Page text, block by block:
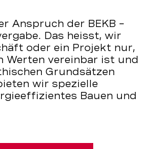
Anspruch der BEKB –
Das heisst, wir
oder ein Projekt nur,
Werten vereinbar ist und
Grundsätzen
wir spezielle
Bauen und